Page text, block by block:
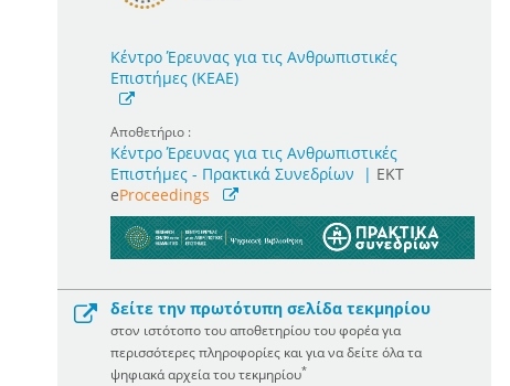
Κέντρο Έρευνας για τις Ανθρωπιστικές
Επιστήμες (ΚΕΑΕ)
Αποθετήριο :
Κέντρο Έρευνας για τις Ανθρωπιστικές
Επιστήμες - Πρακτικά Συνεδρίων
| ΕΚΤ
eProceedings
δείτε την πρωτότυπη σελίδα τεκμηρίου
στον ιστότοπο του αποθετηρίου του φορέα για
περισσότερες πληροφορίες και για να δείτε όλα τα
ψηφιακά αρχεία του τεκμηρίου*